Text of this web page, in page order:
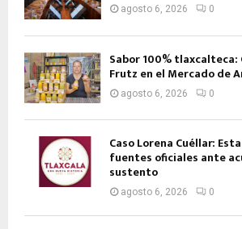
agosto 6, 2026 0
Sabor 100% tlaxcalteca:
Frutz en el Mercado de
agosto 6, 2026 0
Caso Lorena Cuéllar:
fuentes oficiales ante
sustento
agosto 6, 2026 0